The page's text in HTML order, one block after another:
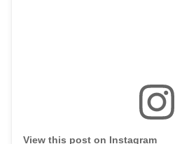
View this post on Instagram